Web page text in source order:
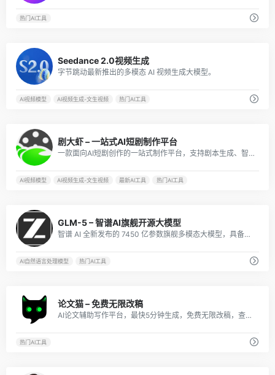
热门AI工具
Seedance 2.0视频生成
字节跳动最新推出的多模态 AI 视频生成大模型。
AI视频模型 AI视频生成-文生视频 热门AI工具
剧大虾 – 一站式AI短剧制作平台
一款面向AI短剧创作的一站式制作平台，支持剧本生成、智能分镜、素材资产管理、AI视频生成和团队协作，能帮助AI短剧从业者搭建完整工作流，而不是只提供单个视频生成能力。
AI视频模型 AI视频生成-文生视频 最新AI工具 热门AI工具
GLM-5 – 智谱AI旗舰开源大模型
智谱 AI 全新发布的 7450 亿参数旗舰多模态大模型，具备超强文本、视觉、语音理解与推理能力，支持超长上下文、智能体编程与行业级落地，是新一代通用 AI 生产力基座。
AI自然语言处理模型 热门AI工具
论文猫 – 免费无限改稿
AI论文辅助写作平台，最快5分钟生成，免费无限改稿，查重率过高可退
热门AI工具